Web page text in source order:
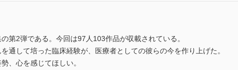
第2弾である。今回は97人103作品が収載されている。
通して培った臨床経験が、医療者としての彼らの今を作り上げた。
、心を感じてほしい。